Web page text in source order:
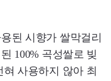
된 시향가 쌀막걸리
100% 곡성쌀로 빚
사용하지 않아 최